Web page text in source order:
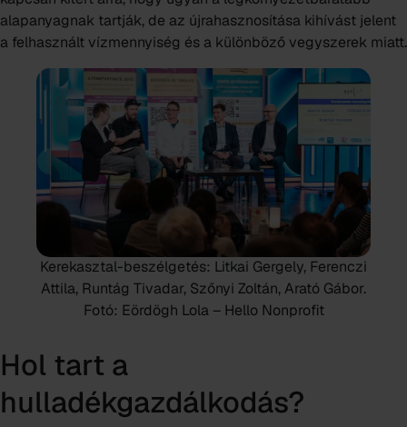
alapanyagnak tartják, de az újrahasznosítása kihívást jelent
a felhasznált vízmennyiség és a különböző vegyszerek miatt.
Kerekasztal-beszélgetés: Litkai Gergely, Ferenczi
Attila, Runtág Tivadar, Szőnyi Zoltán, Arató Gábor.
Fotó: Eördögh Lola – Hello Nonprofit
Hol tart a
hulladékgazdálkodás?